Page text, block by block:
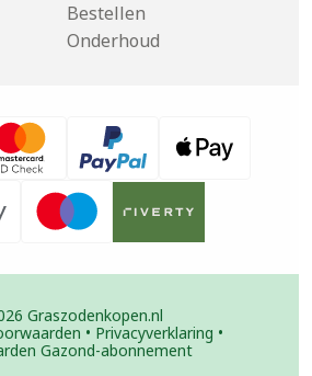
Bestellen
Onderhoud
Graszodenkopen.nl
• Privacyverklaring •
Gazond-abonnement